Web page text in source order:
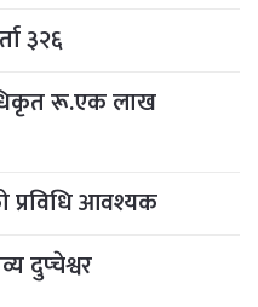
३२६
रू.एक लाख
प्रविधि आवश्यक
दुप्चेश्वर